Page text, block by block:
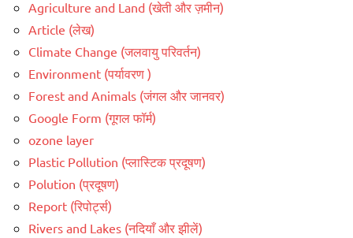
Agriculture and Land (खेती और ज़मीन)
Article (लेख)
Climate Change (जलवायु परिवर्तन)
Environment (पर्यावरण )
Forest and Animals (जंगल और जानवर)
Google Form (गूगल फॉर्म)
ozone layer
Plastic Pollution (प्लास्टिक प्रदूषण)
Polution (प्रदूषण)
Report (रिपोर्ट्स)
Rivers and Lakes (नदियाँ और झीलें)